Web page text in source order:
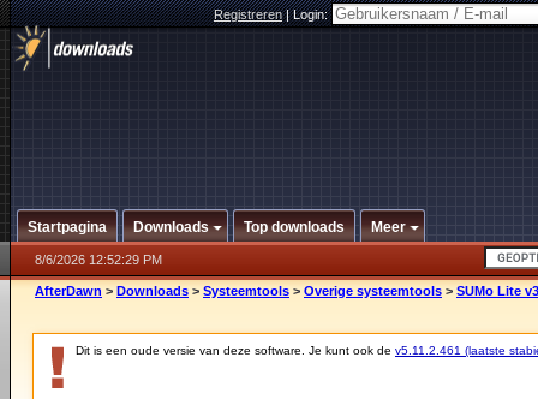
Registreren|Login:
Startpagina Downloads Top downloads Meer
8/6/2026 12:52:29 PM
AfterDawn > Downloads > Systeemtools > Overige systeemtools > SUMo Lite
Dit is een oude versie van deze software. Je kunt ook de v5.11.2.461 (laatste